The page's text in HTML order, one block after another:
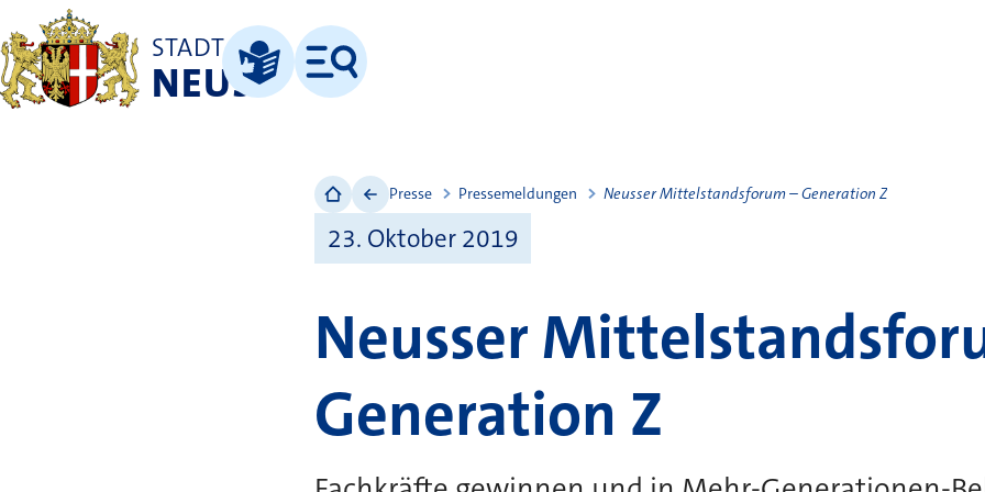
STADT
NEUSSLeichte Sprache
Menü
Presse Pressemeldungen Neusser Mittelstandsforum – Generation Z
23. Oktober 2019
Neusser
Generation Z